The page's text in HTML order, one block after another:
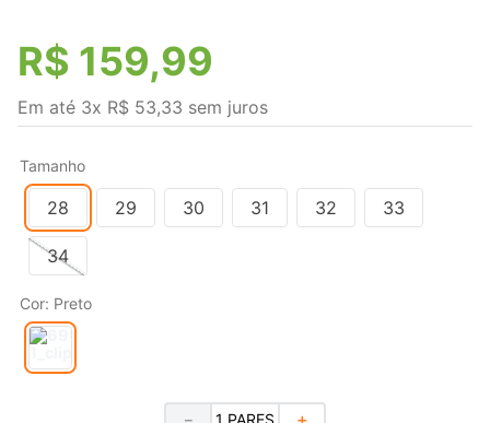
R$ 159,99
Em até 3x R$ 53,33 sem juros
Tamanho
28 29 30 31 32 33
34
Cor: Preto
＋
－